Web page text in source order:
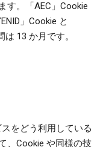
す。「AEC」Cookie
」Cookie と
は 13 か月です。
をどう利用している
、Cookie や同様の技